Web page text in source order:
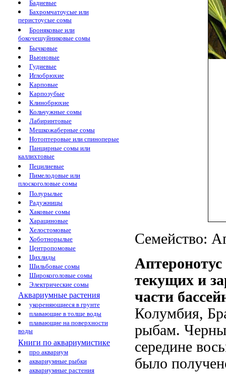
Бадиевые
Бахромчатоусые или
перистоусые сомы
Броняковые или
бокочешуйниковые сомы
Бычковые
Вьюновые
Гудиевые
Иглобрюхие
Карповые
Карпозубые
Клинобрюхие
Кольчужные сомы
Лабиринтовые
Мешкожаберные сомы
Нотоптеровые или спиноперые
Панцирные сомы или
каллихтовые
Пецилиевые
Пимелодовые или
плоскоголовые сомы
Полурылые
Радужницы
Хаковые сомы
Харациновые
Хелостомовые
Хоботнорылые
Центропомовые
Цихлиды
Шильбовые сомы
Широкоголовые сомы
Электрические сомы
Аквариумные растения
укореняющиеся в грунте
плавающие в толще воды
плавающие на поверхности
воды
Книги по аквариумистике
про аквариум
аквариумные рыбки
аквариумные растения
Семейство:
текущих и
части
Колумбия,
рыбам.
середине
было